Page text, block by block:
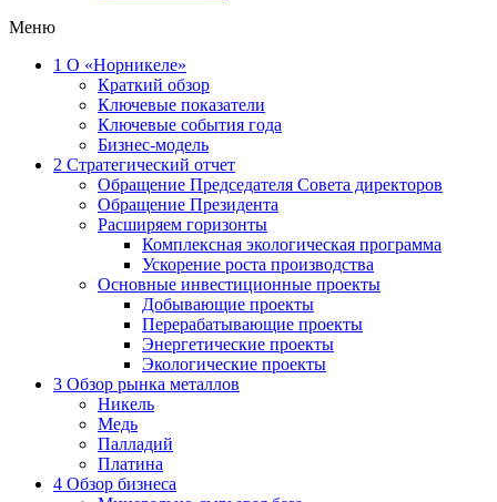
Меню
1 О «Норникеле»
Краткий обзор
Ключевые показатели
Ключевые события года
Бизнес-модель
2 Стратегический отчет
Обращение Председателя Совета директоров
Обращение Президента
Расширяем горизонты
Комплексная экологическая программа
Ускорение роста производства
Основные инвестиционные проекты
Добывающие проекты
Перерабатывающие проекты
Энергетические проекты
Экологические проекты
3 Обзор рынка металлов
Никель
Медь
Палладий
Платина
4 Обзор бизнеса